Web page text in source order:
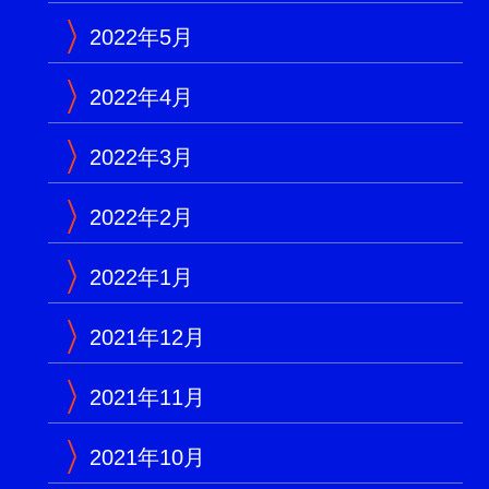
2022年5月
2022年4月
2022年3月
2022年2月
2022年1月
2021年12月
2021年11月
2021年10月